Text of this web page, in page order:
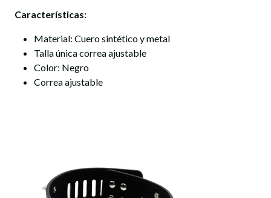
Características:
Material: Cuero sintético y metal
Talla única correa ajustable
Color: Negro
Correa ajustable